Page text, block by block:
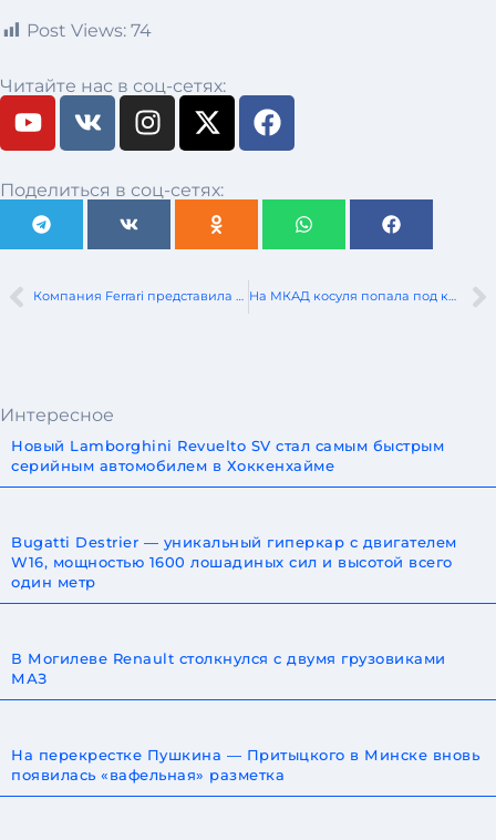
Post Views: 74
Читайте нас в соц-сетях:
Поделиться в соц-сетях:
Компания Ferrari представила свой новый уникальный суперкар HC25, созданный на базе модели F8 Spider На МКАД косуля попала под колеса такси
Интересное
Новый Lamborghini Revuelto SV стал самым быстрым
серийным автомобилем в Хоккенхайме
Bugatti Destrier — уникальный гиперкар с двигателем
W16, мощностью 1600 лошадиных сил и высотой всего
один метр
В Могилеве Renault столкнулся с двумя грузовиками
МАЗ
На перекрестке Пушкина — Притыцкого в Минске вновь
появилась «вафельная» разметка